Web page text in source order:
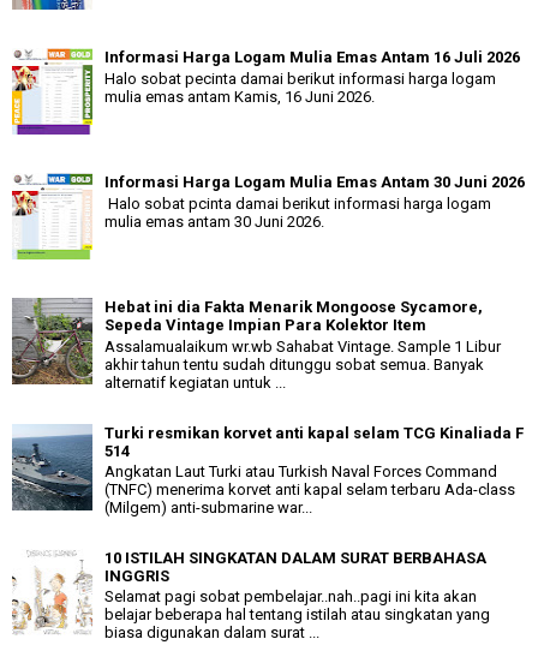
Informasi Harga Logam Mulia Emas Antam 16 Juli 2026
Halo sobat pecinta damai berikut informasi harga logam
mulia emas antam Kamis, 16 Juni 2026.
Informasi Harga Logam Mulia Emas Antam 30 Juni 2026
Halo sobat pcinta damai berikut informasi harga logam
mulia emas antam 30 Juni 2026.
Hebat ini dia Fakta Menarik Mongoose Sycamore,
Sepeda Vintage Impian Para Kolektor Item
Assalamualaikum wr.wb Sahabat Vintage. Sample 1 Libur
akhir tahun tentu sudah ditunggu sobat semua. Banyak
alternatif kegiatan untuk ...
Turki resmikan korvet anti kapal selam TCG Kinaliada F
514
Angkatan Laut Turki atau Turkish Naval Forces Command
(TNFC) menerima korvet anti kapal selam terbaru Ada-class
(Milgem) anti-submarine war...
10 ISTILAH SINGKATAN DALAM SURAT BERBAHASA
INGGRIS
Selamat pagi sobat pembelajar..nah..pagi ini kita akan
belajar beberapa hal tentang istilah atau singkatan yang
biasa digunakan dalam surat ...